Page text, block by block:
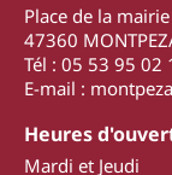
Place de la mairie
47360
Tél : 05 53 95 02
E-mail :
Heures
Mardi et Jeudi